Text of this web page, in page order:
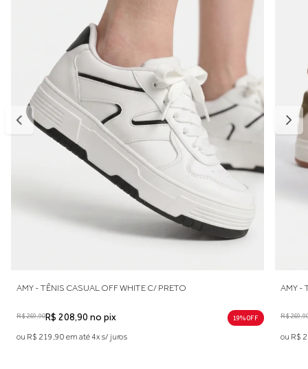
Fechamento: Cadarço
Solado: Emborrachado leve e antiderrapante
Estilo: Casual retrô esportivo
Bico: Arredondado
Palmilha: Macia e confortável
AMY - TÊNIS CASUAL OFF WHITE C/ PRETO
R$ 269,90R$ 208,90 no pix 19% 0FF
ou R$ 219,90 em até 4x s/ juros
AMY -
R$ 269,90
ou R$